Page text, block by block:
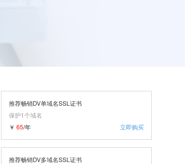
推荐畅销DV单域名SSL证书
保护1个域名
立即购买
￥ 65/年
推荐畅销DV多域名SSL证书